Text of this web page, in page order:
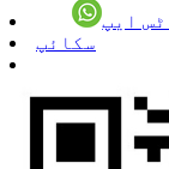
ایپ
سکائپ